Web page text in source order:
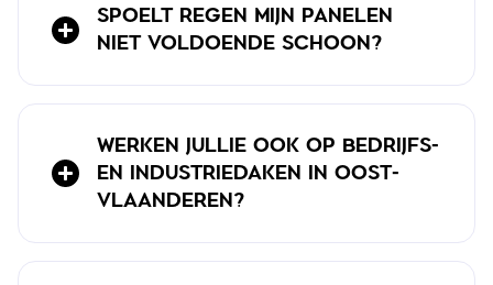
SPOELT REGEN MIJN PANELEN
NIET VOLDOENDE SCHOON?
WERKEN JULLIE OOK OP BEDRIJFS-
EN INDUSTRIEDAKEN IN OOST-
VLAANDEREN?